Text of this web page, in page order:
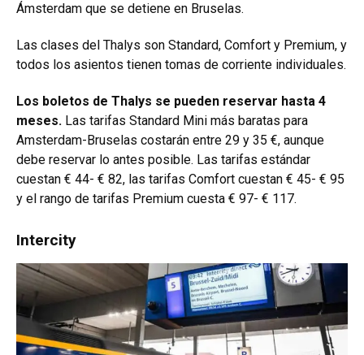
Ámsterdam que se detiene en Bruselas.
Las clases del Thalys son Standard, Comfort y Premium, y
todos los asientos tienen tomas de corriente individuales.
Los boletos de Thalys se pueden reservar hasta 4
meses. Las tarifas Standard Mini más baratas para
Amsterdam-Bruselas costarán entre 29 y 35 €, aunque
debe reservar lo antes posible. Las tarifas estándar
cuestan € 44- € 82, las tarifas Comfort cuestan € 45- € 95
y el rango de tarifas Premium cuesta € 97- € 117.
Intercity